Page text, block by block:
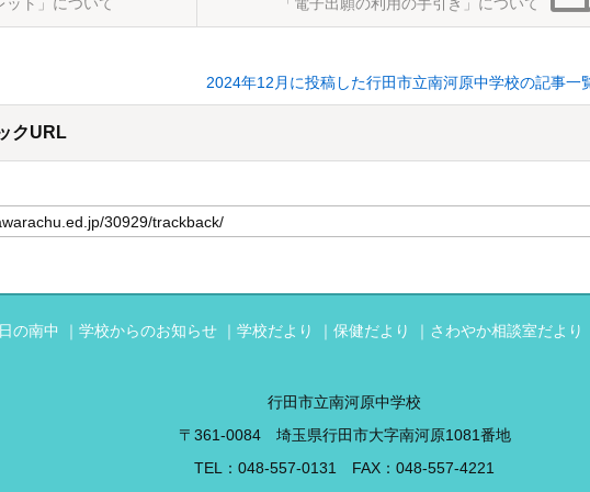
2024年12月に投稿した行田市立南河原中学校の記事一
クURL
の南中 学校からのお知らせ 学校だより 保健だより さわやか相談室だより
行田市立南河原中学校
〒361-0084 埼玉県行田市大字南河原1081番地
TEL： 048-557-0131 FAX：048-557-4221